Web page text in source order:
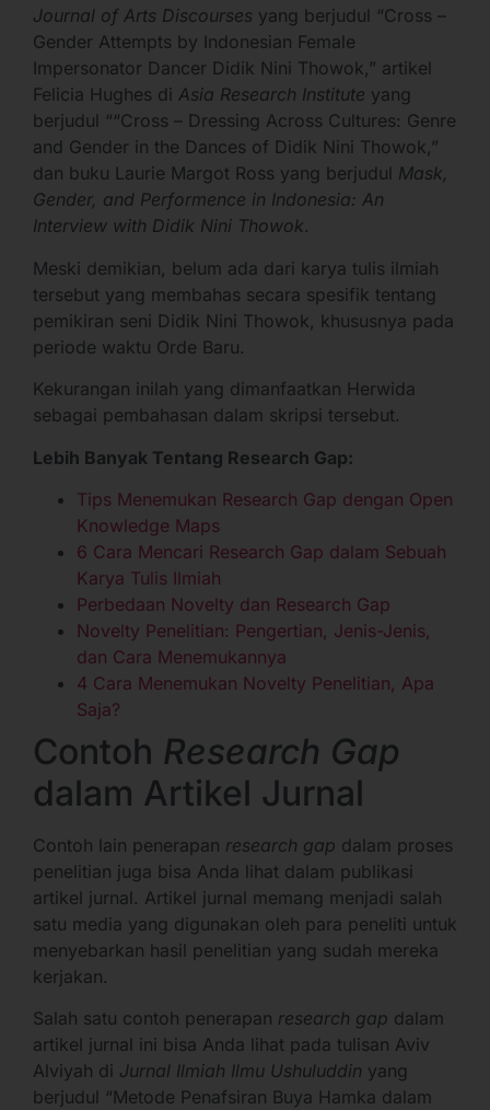
Journal of Arts Discourses yang berjudul “Cross –
Gender Attempts by Indonesian Female
Impersonator Dancer Didik Nini Thowok,” artikel
Felicia Hughes di Asia Research Institute yang
berjudul ““Cross – Dressing Across Cultures: Genre
and Gender in the Dances of Didik Nini Thowok,”
dan buku Laurie Margot Ross yang berjudul Mask,
Gender, and Performence in Indonesia: An
Interview with Didik Nini Thowok.
Meski demikian, belum ada dari karya tulis ilmiah
tersebut yang membahas secara spesifik tentang
pemikiran seni Didik Nini Thowok, khususnya pada
periode waktu Orde Baru.
Kekurangan inilah yang dimanfaatkan Herwida
sebagai pembahasan dalam skripsi tersebut.
Lebih Banyak Tentang Research Gap:
Tips Menemukan Research Gap dengan Open
Knowledge Maps
6 Cara Mencari Research Gap dalam Sebuah
Karya Tulis Ilmiah
Perbedaan Novelty dan Research Gap
Novelty Penelitian: Pengertian, Jenis-Jenis,
dan Cara Menemukannya
4 Cara Menemukan Novelty Penelitian, Apa
Saja?
Contoh Research Gap
dalam Artikel Jurnal
Contoh lain penerapan research gap dalam proses
penelitian juga bisa Anda lihat dalam publikasi
artikel jurnal. Artikel jurnal memang menjadi salah
satu media yang digunakan oleh para peneliti untuk
menyebarkan hasil penelitian yang sudah mereka
kerjakan.
Salah satu contoh penerapan research gap dalam
artikel jurnal ini bisa Anda lihat pada tulisan Aviv
Alviyah di Jurnal Ilmiah Ilmu Ushuluddin yang
berjudul “Metode Penafsiran Buya Hamka dalam